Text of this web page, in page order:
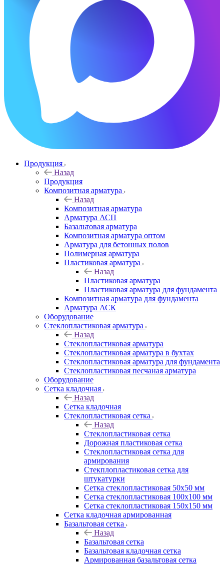
Продукция
Назад
Продукция
Композитная арматура
Назад
Композитная арматура
Арматура АСП
Базальтовая арматура
Композитная арматура оптом
Арматура для бетонных полов
Полимерная арматура
Пластиковая арматура
Назад
Пластиковая арматура
Пластиковая арматура для фундамента
Композитная арматура для фундамента
Арматура АСК
Оборудование
Cтеклопластиковая арматура
Назад
Cтеклопластиковая арматура
Стеклопластиковая арматура в бухтах
Стеклопластиковая арматура для фундамента
Стеклопластиковая песчаная арматура
Оборудование
Сетка кладочная
Назад
Сетка кладочная
Стеклопластиковая сетка
Назад
Стеклопластиковая сетка
Дорожная пластиковая сетка
Стеклопластиковая сетка для
армирования
Стекплопластиковая сетка для
штукатурки
Сетка стеклопластиковая 50x50 мм
Сетка стеклопластиковая 100x100 мм
Сетка стеклопластиковая 150x150 мм
Сетка кладочная армированная
Базальтовая сетка
Назад
Базальтовая сетка
Базальтовая кладочная сетка
Армированная базальтовая сетка